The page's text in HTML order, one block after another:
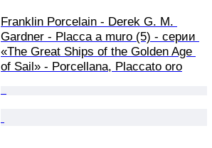
Franklin Porcelain - Derek G. M.
Gardner - Placca a muro (5) - серии
«The Great Ships of the Golden Age
of Sail» - Porcellana, Placcato oro